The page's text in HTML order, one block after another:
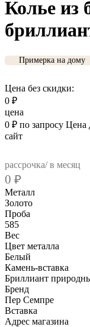
Колье из
Примерка на дому
Цена без скидки:
0 ₽
цена
0 ₽ по запросу Цена
сайт
рассрочка/ в месяц
0 ₽
Металл
Золото
Проба
585
Вес
Цвет металла
Белый
Камень-вставка
Бриллиант
Бренд
Пер Семпре
Вcтавка
Адрес магазина